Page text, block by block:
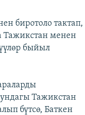
биротоло тактап,
Тажикстан менен
быйыл
Тажикстан
бүтсө, Баткен